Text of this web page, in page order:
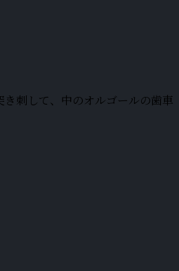
刺して、中のオルゴールの歯車